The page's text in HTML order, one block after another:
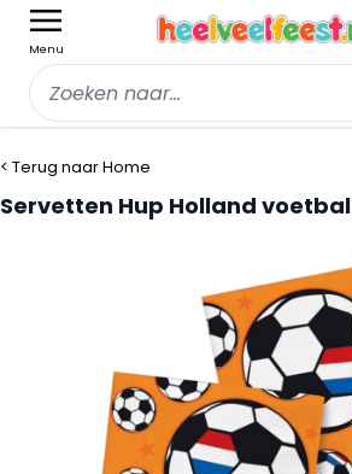
Menu
< Terug naar Home
Servetten Hup Holland voetbal